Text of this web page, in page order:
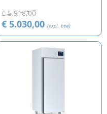
€ 5.918,00
€ 5.030,00 (excl. btw)